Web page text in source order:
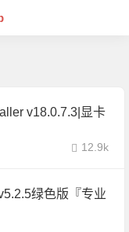
v18.0.7.3|显卡
12.9k
绿色版『专业